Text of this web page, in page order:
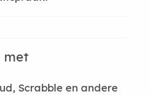
met
Scrabble en andere